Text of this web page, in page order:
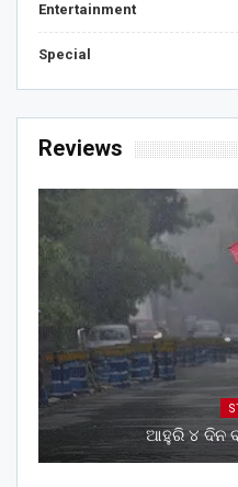
Entertainment
Special
Reviews
ଆହୁରି ୪ ଦିନ